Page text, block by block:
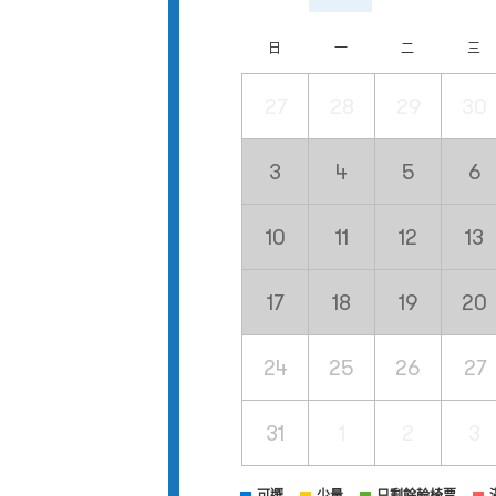
日 一 二 三
3 4 5 6
10 11 12 13
17 18 19 20
24 25 26 27
31